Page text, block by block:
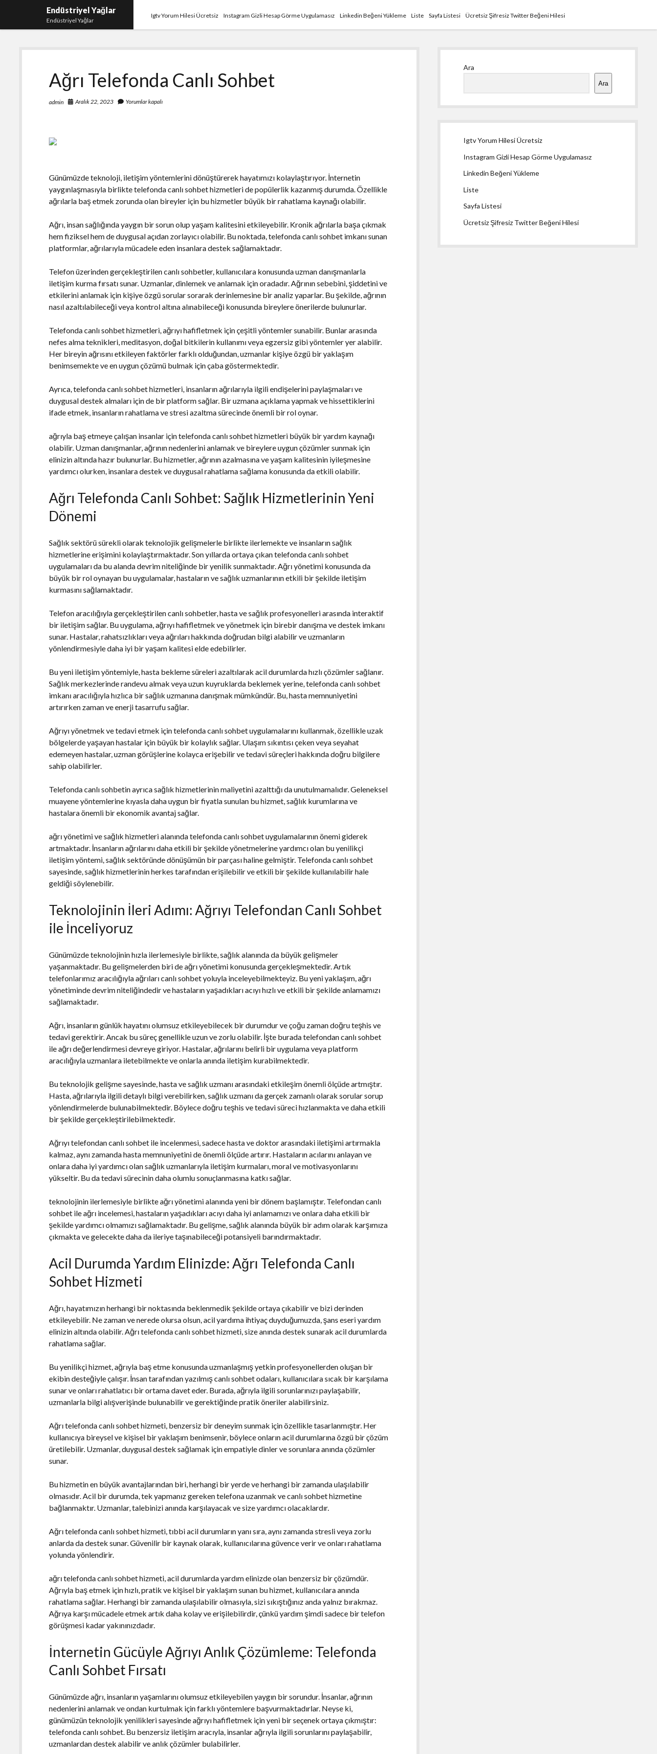
Endüstriyel Yağlar
Endüstriyel Yağlar
Igtv Yorum Hilesi Ücretsiz Instagram Gizli Hesap Görme Uygulamasız Linkedin Beğeni Yükleme Liste Sayfa Listesi Ücretsiz Şifresiz Twitter Beğeni Hilesi
Ağrı Telefonda Canlı Sohbet
admin Aralık 22, 2023 Yorumlar kapalı
Günümüzde teknoloji, iletişim yöntemlerini dönüştürerek hayatımızı kolaylaştırıyor. İnternetin
yaygınlaşmasıyla birlikte telefonda canlı sohbet hizmetleri de popülerlik kazanmış durumda. Özellikle
ağrılarla baş etmek zorunda olan bireyler için bu hizmetler büyük bir rahatlama kaynağı olabilir.
Ağrı, insan sağlığında yaygın bir sorun olup yaşam kalitesini etkileyebilir. Kronik ağrılarla başa çıkmak
hem fiziksel hem de duygusal açıdan zorlayıcı olabilir. Bu noktada, telefonda canlı sohbet imkanı sunan
platformlar, ağrılarıyla mücadele eden insanlara destek sağlamaktadır.
Telefon üzerinden gerçekleştirilen canlı sohbetler, kullanıcılara konusunda uzman danışmanlarla
iletişim kurma fırsatı sunar. Uzmanlar, dinlemek ve anlamak için oradadır. Ağrının sebebini, şiddetini ve
etkilerini anlamak için kişiye özgü sorular sorarak derinlemesine bir analiz yaparlar. Bu şekilde, ağrının
nasıl azaltılabileceği veya kontrol altına alınabileceği konusunda bireylere önerilerde bulunurlar.
Telefonda canlı sohbet hizmetleri, ağrıyı hafifletmek için çeşitli yöntemler sunabilir. Bunlar arasında
nefes alma teknikleri, meditasyon, doğal bitkilerin kullanımı veya egzersiz gibi yöntemler yer alabilir.
Her bireyin ağrısını etkileyen faktörler farklı olduğundan, uzmanlar kişiye özgü bir yaklaşım
benimsemekte ve en uygun çözümü bulmak için çaba göstermektedir.
Ayrıca, telefonda canlı sohbet hizmetleri, insanların ağrılarıyla ilgili endişelerini paylaşmaları ve
duygusal destek almaları için de bir platform sağlar. Bir uzmana açıklama yapmak ve hissettiklerini
ifade etmek, insanların rahatlama ve stresi azaltma sürecinde önemli bir rol oynar.
ağrıyla baş etmeye çalışan insanlar için telefonda canlı sohbet hizmetleri büyük bir yardım kaynağı
olabilir. Uzman danışmanlar, ağrının nedenlerini anlamak ve bireylere uygun çözümler sunmak için
elinizin altında hazır bulunurlar. Bu hizmetler, ağrının azalmasına ve yaşam kalitesinin iyileşmesine
yardımcı olurken, insanlara destek ve duygusal rahatlama sağlama konusunda da etkili olabilir.
Ağrı Telefonda Canlı Sohbet: Sağlık Hizmetlerinin Yeni
Dönemi
Sağlık sektörü sürekli olarak teknolojik gelişmelerle birlikte ilerlemekte ve insanların sağlık
hizmetlerine erişimini kolaylaştırmaktadır. Son yıllarda ortaya çıkan telefonda canlı sohbet
uygulamaları da bu alanda devrim niteliğinde bir yenilik sunmaktadır. Ağrı yönetimi konusunda da
büyük bir rol oynayan bu uygulamalar, hastaların ve sağlık uzmanlarının etkili bir şekilde iletişim
kurmasını sağlamaktadır.
Telefon aracılığıyla gerçekleştirilen canlı sohbetler, hasta ve sağlık profesyonelleri arasında interaktif
bir iletişim sağlar. Bu uygulama, ağrıyı hafifletmek ve yönetmek için birebir danışma ve destek imkanı
sunar. Hastalar, rahatsızlıkları veya ağrıları hakkında doğrudan bilgi alabilir ve uzmanların
yönlendirmesiyle daha iyi bir yaşam kalitesi elde edebilirler.
Bu yeni iletişim yöntemiyle, hasta bekleme süreleri azaltılarak acil durumlarda hızlı çözümler sağlanır.
Sağlık merkezlerinde randevu almak veya uzun kuyruklarda beklemek yerine, telefonda canlı sohbet
imkanı aracılığıyla hızlıca bir sağlık uzmanına danışmak mümkündür. Bu, hasta memnuniyetini
artırırken zaman ve enerji tasarrufu sağlar.
Ağrıyı yönetmek ve tedavi etmek için telefonda canlı sohbet uygulamalarını kullanmak, özellikle uzak
bölgelerde yaşayan hastalar için büyük bir kolaylık sağlar. Ulaşım sıkıntısı çeken veya seyahat
edemeyen hastalar, uzman görüşlerine kolayca erişebilir ve tedavi süreçleri hakkında doğru bilgilere
sahip olabilirler.
Telefonda canlı sohbetin ayrıca sağlık hizmetlerinin maliyetini azalttığı da unutulmamalıdır. Geleneksel
muayene yöntemlerine kıyasla daha uygun bir fiyatla sunulan bu hizmet, sağlık kurumlarına ve
hastalara önemli bir ekonomik avantaj sağlar.
ağrı yönetimi ve sağlık hizmetleri alanında telefonda canlı sohbet uygulamalarının önemi giderek
artmaktadır. İnsanların ağrılarını daha etkili bir şekilde yönetmelerine yardımcı olan bu yenilikçi
iletişim yöntemi, sağlık sektöründe dönüşümün bir parçası haline gelmiştir. Telefonda canlı sohbet
sayesinde, sağlık hizmetlerinin herkes tarafından erişilebilir ve etkili bir şekilde kullanılabilir hale
geldiği söylenebilir.
Teknolojinin İleri Adımı: Ağrıyı Telefondan Canlı Sohbet
ile İnceliyoruz
Günümüzde teknolojinin hızla ilerlemesiyle birlikte, sağlık alanında da büyük gelişmeler
yaşanmaktadır. Bu gelişmelerden biri de ağrı yönetimi konusunda gerçekleşmektedir. Artık
telefonlarımız aracılığıyla ağrıları canlı sohbet yoluyla inceleyebilmekteyiz. Bu yeni yaklaşım, ağrı
yönetiminde devrim niteliğindedir ve hastaların yaşadıkları acıyı hızlı ve etkili bir şekilde anlamamızı
sağlamaktadır.
Ağrı, insanların günlük hayatını olumsuz etkileyebilecek bir durumdur ve çoğu zaman doğru teşhis ve
tedavi gerektirir. Ancak bu süreç genellikle uzun ve zorlu olabilir. İşte burada telefondan canlı sohbet
ile ağrı değerlendirmesi devreye giriyor. Hastalar, ağrılarını belirli bir uygulama veya platform
aracılığıyla uzmanlara iletebilmekte ve onlarla anında iletişim kurabilmektedir.
Bu teknolojik gelişme sayesinde, hasta ve sağlık uzmanı arasındaki etkileşim önemli ölçüde artmıştır.
Hasta, ağrılarıyla ilgili detaylı bilgi verebilirken, sağlık uzmanı da gerçek zamanlı olarak sorular sorup
yönlendirmelerde bulunabilmektedir. Böylece doğru teşhis ve tedavi süreci hızlanmakta ve daha etkili
bir şekilde gerçekleştirilebilmektedir.
Ağrıyı telefondan canlı sohbet ile incelenmesi, sadece hasta ve doktor arasındaki iletişimi artırmakla
kalmaz, aynı zamanda hasta memnuniyetini de önemli ölçüde artırır. Hastaların acılarını anlayan ve
onlara daha iyi yardımcı olan sağlık uzmanlarıyla iletişim kurmaları, moral ve motivasyonlarını
yükseltir. Bu da tedavi sürecinin daha olumlu sonuçlanmasına katkı sağlar.
teknolojinin ilerlemesiyle birlikte ağrı yönetimi alanında yeni bir dönem başlamıştır. Telefondan canlı
sohbet ile ağrı incelemesi, hastaların yaşadıkları acıyı daha iyi anlamamızı ve onlara daha etkili bir
şekilde yardımcı olmamızı sağlamaktadır. Bu gelişme, sağlık alanında büyük bir adım olarak karşımıza
çıkmakta ve gelecekte daha da ileriye taşınabileceği potansiyeli barındırmaktadır.
Acil Durumda Yardım Elinizde: Ağrı Telefonda Canlı
Sohbet Hizmeti
Ağrı, hayatımızın herhangi bir noktasında beklenmedik şekilde ortaya çıkabilir ve bizi derinden
etkileyebilir. Ne zaman ve nerede olursa olsun, acil yardıma ihtiyaç duyduğumuzda, şans eseri yardım
elinizin altında olabilir. Ağrı telefonda canlı sohbet hizmeti, size anında destek sunarak acil durumlarda
rahatlama sağlar.
Bu yenilikçi hizmet, ağrıyla baş etme konusunda uzmanlaşmış yetkin profesyonellerden oluşan bir
ekibin desteğiyle çalışır. İnsan tarafından yazılmış canlı sohbet odaları, kullanıcılara sıcak bir karşılama
sunar ve onları rahatlatıcı bir ortama davet eder. Burada, ağrıyla ilgili sorunlarınızı paylaşabilir,
uzmanlarla bilgi alışverişinde bulunabilir ve gerektiğinde pratik öneriler alabilirsiniz.
Ağrı telefonda canlı sohbet hizmeti, benzersiz bir deneyim sunmak için özellikle tasarlanmıştır. Her
kullanıcıya bireysel ve kişisel bir yaklaşım benimsenir, böylece onların acil durumlarına özgü bir çözüm
üretilebilir. Uzmanlar, duygusal destek sağlamak için empatiyle dinler ve sorunlara anında çözümler
sunar.
Bu hizmetin en büyük avantajlarından biri, herhangi bir yerde ve herhangi bir zamanda ulaşılabilir
olmasıdır. Acil bir durumda, tek yapmanız gereken telefona uzanmak ve canlı sohbet hizmetine
bağlanmaktır. Uzmanlar, talebinizi anında karşılayacak ve size yardımcı olacaklardır.
Ağrı telefonda canlı sohbet hizmeti, tıbbi acil durumların yanı sıra, aynı zamanda stresli veya zorlu
anlarda da destek sunar. Güvenilir bir kaynak olarak, kullanıcılarına güvence verir ve onları rahatlama
yolunda yönlendirir.
ağrı telefonda canlı sohbet hizmeti, acil durumlarda yardım elinizde olan benzersiz bir çözümdür.
Ağrıyla baş etmek için hızlı, pratik ve kişisel bir yaklaşım sunan bu hizmet, kullanıcılara anında
rahatlama sağlar. Herhangi bir zamanda ulaşılabilir olmasıyla, sizi sıkıştığınız anda yalnız bırakmaz.
Ağrıya karşı mücadele etmek artık daha kolay ve erişilebilirdir, çünkü yardım şimdi sadece bir telefon
görüşmesi kadar yakınınızdadır.
İnternetin Gücüyle Ağrıyı Anlık Çözümleme: Telefonda
Canlı Sohbet Fırsatı
Günümüzde ağrı, insanların yaşamlarını olumsuz etkileyebilen yaygın bir sorundur. İnsanlar, ağrının
nedenlerini anlamak ve ondan kurtulmak için farklı yöntemlere başvurmaktadırlar. Neyse ki,
günümüzün teknolojik yenilikleri sayesinde ağrıyı hafifletmek için yeni bir seçenek ortaya çıkmıştır:
telefonda canlı sohbet. Bu benzersiz iletişim aracıyla, insanlar ağrıyla ilgili sorunlarını paylaşabilir,
uzmanlardan destek alabilir ve anlık çözümler bulabilirler.
Ara
Ara
Igtv Yorum Hilesi Ücretsiz
Instagram Gizli Hesap Görme Uygulamasız
Linkedin Beğeni Yükleme
Liste
Sayfa Listesi
Ücretsiz Şifresiz Twitter Beğeni Hilesi